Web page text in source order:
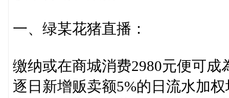
一、绿某花猪直播：
缴纳或在商城消费2980元便可
逐日新增贩卖额5%的日流水加